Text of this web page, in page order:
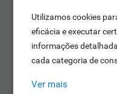
Utilizamos cookies
eficácia e executar
informações
cada categoria de
Ver mais